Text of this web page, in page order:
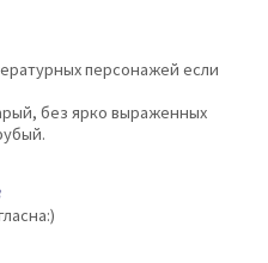
персонажей если
без ярко выраженных